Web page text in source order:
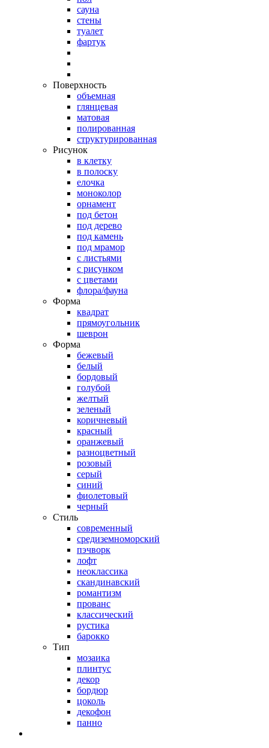
сауна
стены
туалет
фартук
Поверхность
объемная
глянцевая
матовая
полированная
структурированная
Рисунок
в клетку
в полоску
елочка
моноколор
орнамент
под бетон
под дерево
под камень
под мрамор
с листьями
с рисунком
с цветами
флора/фауна
Форма
квадрат
прямоугольник
шеврон
Форма
бежевый
белый
бордовый
голубой
желтый
зеленый
коричневый
красный
оранжевый
разноцветный
розовый
серый
синий
фиолетовый
черный
Стиль
современный
средиземноморский
пэчворк
лофт
неоклассика
скандинавский
романтизм
прованс
классический
рустика
барокко
Тип
мозаика
плинтус
декор
бордюр
цоколь
декофон
панно